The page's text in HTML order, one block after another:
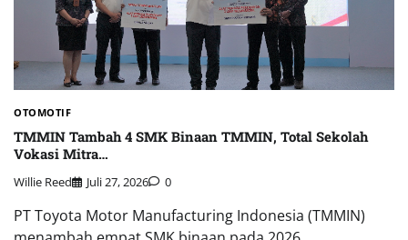
OTOMOTIF
TMMIN Tambah 4 SMK Binaan TMMIN, Total Sekolah
Vokasi Mitra…
Willie Reed Juli 27, 2026 0
PT Toyota Motor Manufacturing Indonesia (TMMIN)